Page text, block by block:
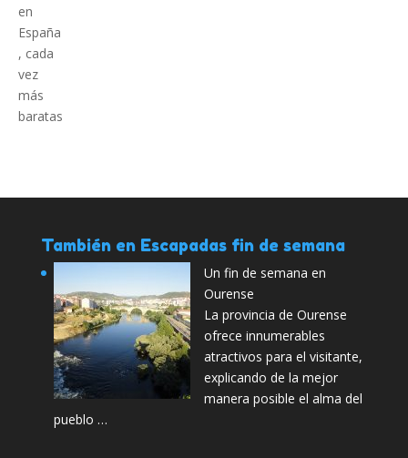
También en Escapadas fin de semana
Un fin de semana en
Ourense
La provincia de Ourense
ofrece innumerables
atractivos para el visitante,
explicando de la mejor
manera posible el alma del
pueblo …